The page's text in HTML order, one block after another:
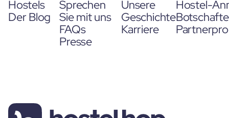
Hostels
Der Blog
Sprechen
Sie mit uns
FAQs
Presse
Unsere
Geschichte
Karriere
Hostel-